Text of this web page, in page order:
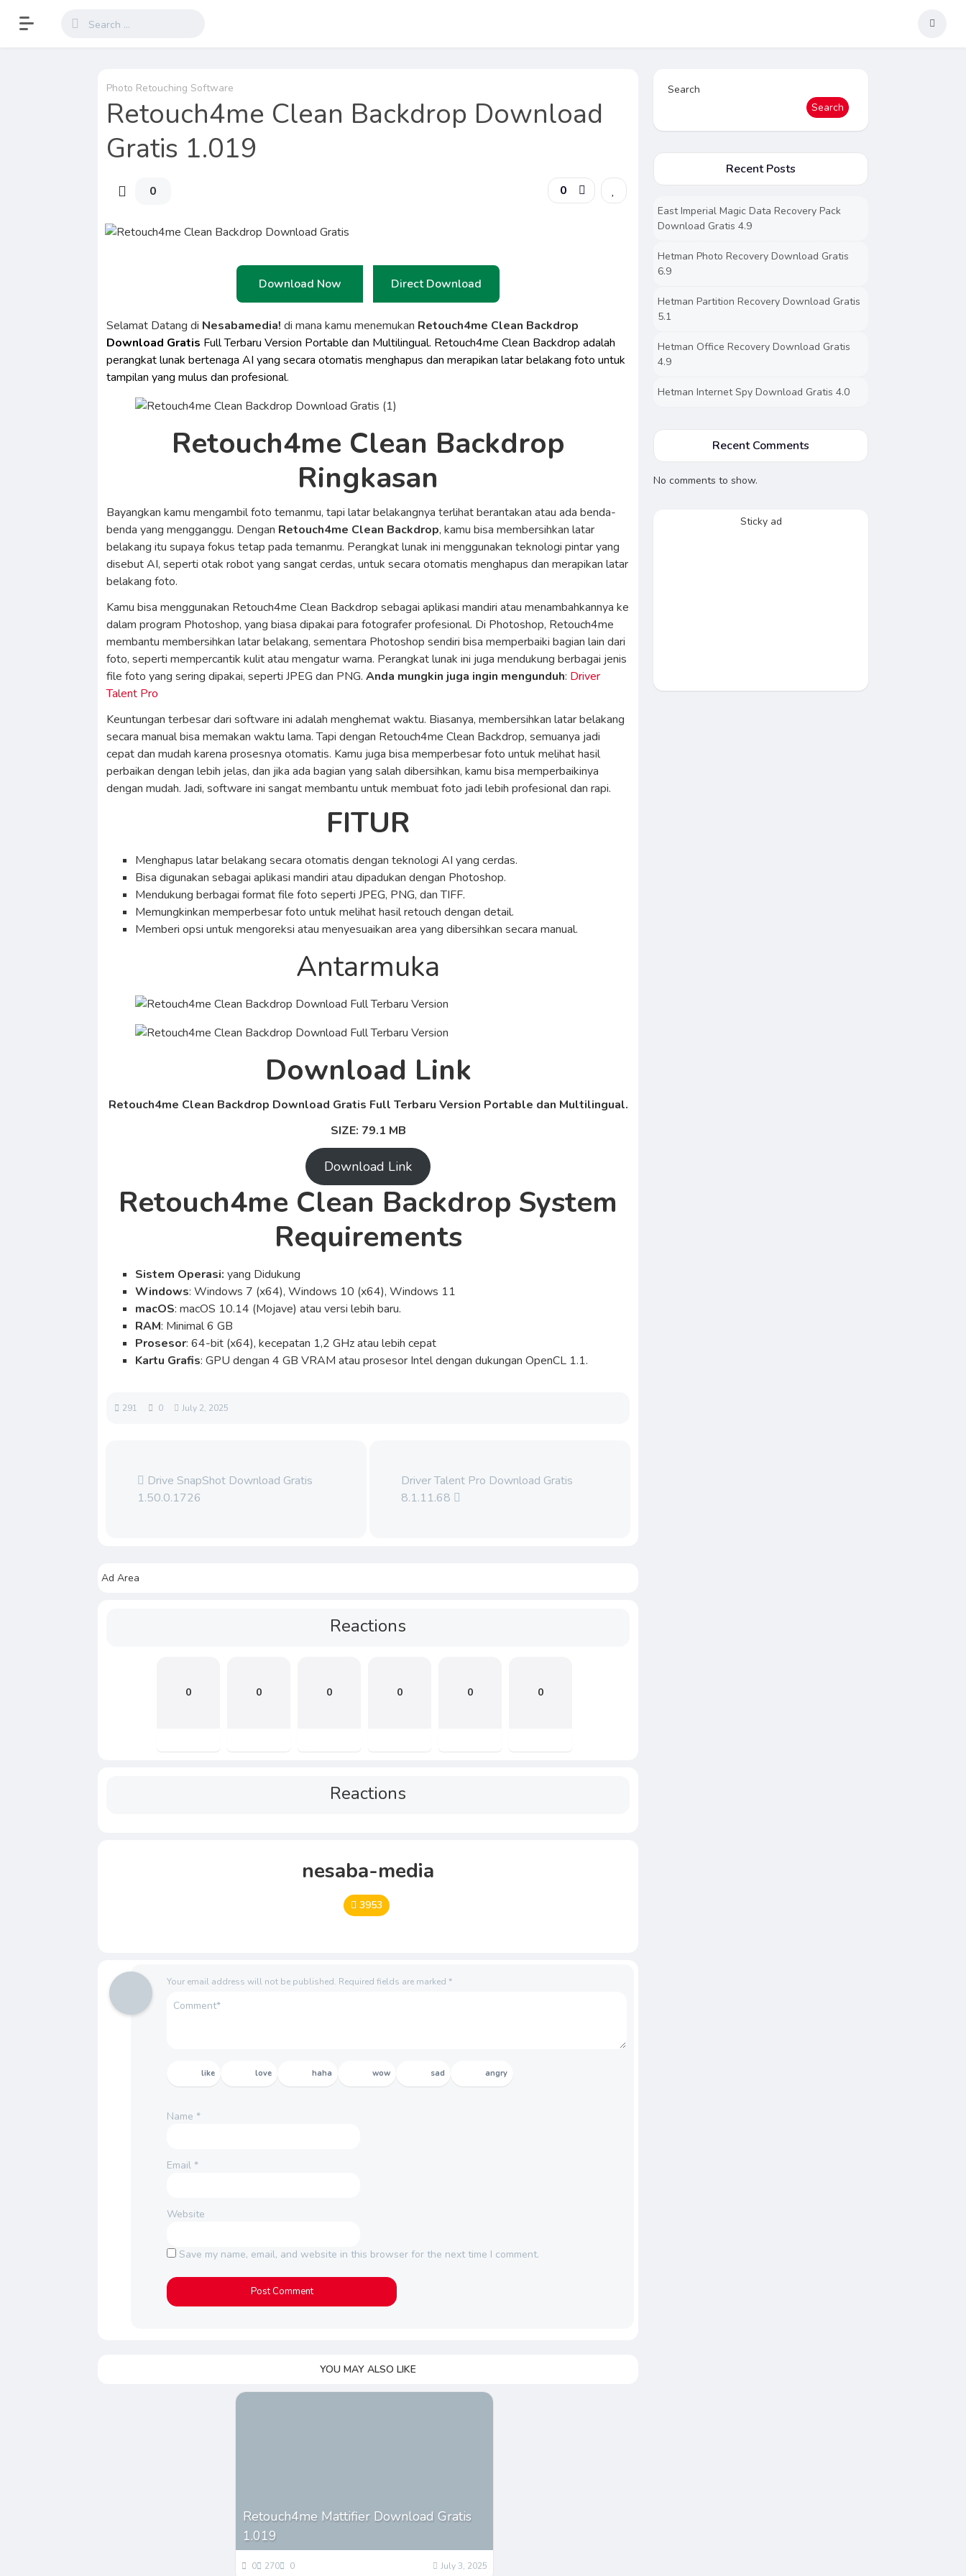
Photo Retouching Software
Retouch4me Clean Backdrop Download
Gratis 1.019
0 0
Download Now Direct Download
Selamat Datang di Nesabamedia!di mana kamu menemukan Retouch4me Clean Backdrop
Download Gratis Full Terbaru Version Portable dan Multilingual. Retouch4me Clean Backdrop adalah
perangkat lunak bertenaga AI yang secara otomatis menghapus dan merapikan latar belakang foto untuk
tampilan yang mulus dan profesional.
Retouch4me Clean Backdrop
Ringkasan
Bayangkan kamu mengambil foto temanmu, tapi latar belakangnya terlihat berantakan atau ada benda-
benda yang mengganggu. Dengan Retouch4me Clean Backdrop, kamu bisa membersihkan latar
belakang itu supaya fokus tetap pada temanmu. Perangkat lunak ini menggunakan teknologi pintar yang
disebut AI, seperti otak robot yang sangat cerdas, untuk secara otomatis menghapus dan merapikan latar
belakang foto.
Kamu bisa menggunakan Retouch4me Clean Backdrop sebagai aplikasi mandiri atau menambahkannya ke
dalam program Photoshop, yang biasa dipakai para fotografer profesional. Di Photoshop, Retouch4me
membantu membersihkan latar belakang, sementara Photoshop sendiri bisa memperbaiki bagian lain dari
foto, seperti mempercantik kulit atau mengatur warna. Perangkat lunak ini juga mendukung berbagai jenis
file foto yang sering dipakai, seperti JPEG dan PNG.Anda mungkin juga ingin mengunduh: Driver
Talent Pro
Keuntungan terbesar dari software ini adalah menghemat waktu. Biasanya, membersihkan latar belakang
secara manual bisa memakan waktu lama. Tapi dengan Retouch4me Clean Backdrop, semuanya jadi
cepat dan mudah karena prosesnya otomatis. Kamu juga bisa memperbesar foto untuk melihat hasil
perbaikan dengan lebih jelas, dan jika ada bagian yang salah dibersihkan, kamu bisa memperbaikinya
dengan mudah. Jadi, software ini sangat membantu untuk membuat foto jadi lebih profesional dan rapi.
FITUR
Menghapus latar belakang secara otomatis dengan teknologi AI yang cerdas.
Bisa digunakan sebagai aplikasi mandiri atau dipadukan dengan Photoshop.
Mendukung berbagai format file foto seperti JPEG, PNG, dan TIFF.
Memungkinkan memperbesar foto untuk melihat hasil retouch dengan detail.
Memberi opsi untuk mengoreksi atau menyesuaikan area yang dibersihkan secara manual.
Antarmuka
Download Link
Retouch4me Clean Backdrop Download Gratis Full Terbaru Version Portable dan Multilingual.
SIZE: 79.1 MB
Download Link
Retouch4me Clean Backdrop System
Requirements
Sistem Operasi:yang Didukung
Windows: Windows 7 (x64), Windows 10 (x64), Windows 11
macOS: macOS 10.14 (Mojave) atau versi lebih baru.
RAM: Minimal 6 GB
Prosesor: 64-bit (x64), kecepatan 1,2 GHz atau lebih cepat
Kartu Grafis: GPU dengan 4 GB VRAM atau prosesor Intel dengan dukungan OpenCL 1.1.
291 0 July 2, 2025
Drive SnapShot Download Gratis
1.50.0.1726
Driver Talent Pro Download Gratis
8.1.11.68
Ad Area
Reactions
0 0 0 0 0 0
Reactions
nesaba-media
3953
Your email address will not be published. Required fields are marked*
like love haha wow sad angry
Name*
Email*
Website
Save my name, email, and website in this browser for the next time I comment.
YOU MAY ALSO LIKE
Retouch4me Mattifier Download Gratis
1.019
0 270 0 July 3, 2025
Search
Search
Recent Posts
East Imperial Magic Data Recovery Pack
Download Gratis 4.9
Hetman Photo Recovery Download Gratis
6.9
Hetman Partition Recovery Download Gratis
5.1
Hetman Office Recovery Download Gratis
4.9
Hetman Internet Spy Download Gratis 4.0
Recent Comments
No comments to show.
Sticky ad